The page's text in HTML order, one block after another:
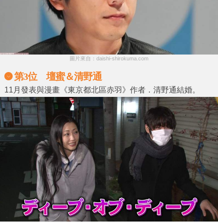
圖片來自：daishi-shirokuma.com
第3位 壇蜜＆清野通
11月發表與漫畫《東京都北區赤羽》作者．清野通結婚。